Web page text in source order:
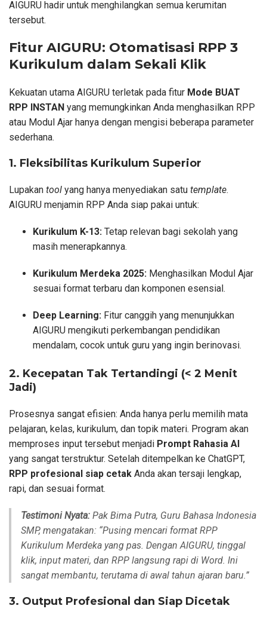
AIGURU hadir untuk menghilangkan semua kerumitan
tersebut.
Fitur AIGURU: Otomatisasi RPP 3
Kurikulum dalam Sekali Klik
Kekuatan utama AIGURU terletak pada fitur Mode BUAT
RPP INSTAN yang memungkinkan Anda menghasilkan RPP
atau Modul Ajar hanya dengan mengisi beberapa parameter
sederhana.
1. Fleksibilitas Kurikulum Superior
Lupakan tool yang hanya menyediakan satu template.
AIGURU menjamin RPP Anda siap pakai untuk:
Kurikulum K-13: Tetap relevan bagi sekolah yang
masih menerapkannya.
Kurikulum Merdeka 2025: Menghasilkan Modul Ajar
sesuai format terbaru dan komponen esensial.
Deep Learning: Fitur canggih yang menunjukkan
AIGURU mengikuti perkembangan pendidikan
mendalam, cocok untuk guru yang ingin berinovasi.
2. Kecepatan Tak Tertandingi (< 2 Menit
Jadi)
Prosesnya sangat efisien: Anda hanya perlu memilih mata
pelajaran, kelas, kurikulum, dan topik materi. Program akan
memproses input tersebut menjadi Prompt Rahasia AI
yang sangat terstruktur. Setelah ditempelkan ke ChatGPT,
RPP profesional siap cetak Anda akan tersaji lengkap,
rapi, dan sesuai format.
Testimoni Nyata: Pak Bima Putra, Guru Bahasa Indonesia
SMP, mengatakan: “Pusing mencari format RPP
Kurikulum Merdeka yang pas. Dengan AIGURU, tinggal
klik, input materi, dan RPP langsung rapi di Word. Ini
sangat membantu, terutama di awal tahun ajaran baru.”
3. Output Profesional dan Siap Dicetak